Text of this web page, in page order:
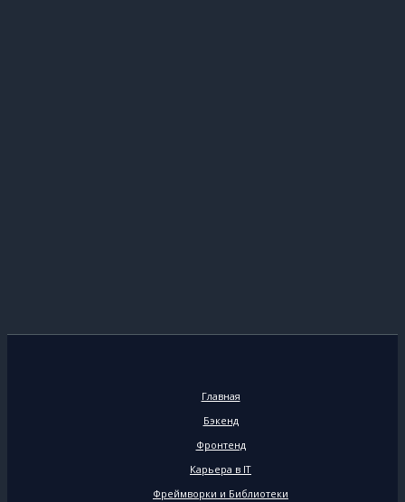
Главная
Бэкенд
Фронтенд
Карьера в IT
Фреймворки и Библиотеки